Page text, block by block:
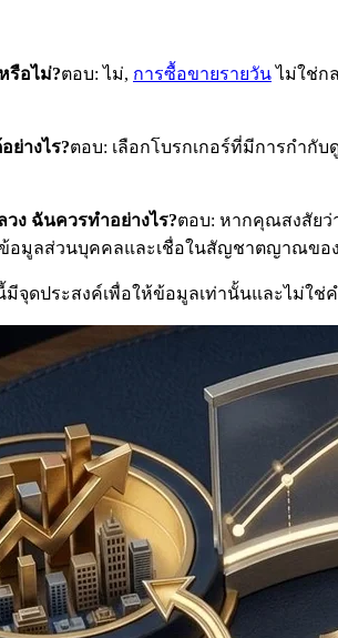
รือไม่?ตอบ: ไม่, การซื้อขายรายวันไม่ใช่ก
ย่างไร?ตอบ: เลือกโบรกเกอร์ที่มีการกำกั
ง ฉันควรทำอย่างไร?ตอบ: หากคุณสงสัยว่
อมูลส่วนบุคคลและเชื่อในสัญชาตญาณของ
จุดประสงค์เพื่อให้ข้อมูลเท่านั้นและไม่ใ